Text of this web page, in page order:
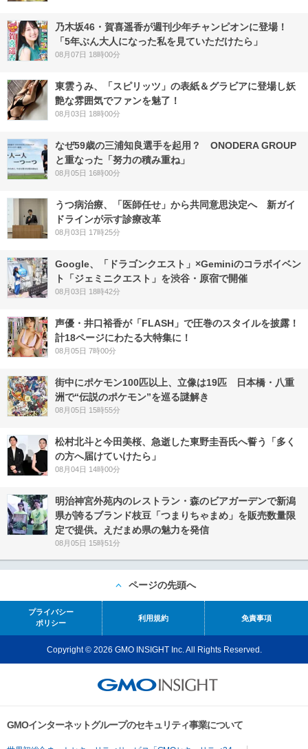
乃木坂46・賀喜遥香が週刊少年チャンピオンに登場！
「5年ぶん大人になった私を見ていただけたら」
08月07日 18時00分
東雲うみ、「スピリッツ」の表紙＆グラビアに登場し妖
艶な雰囲気でファンを魅了！
08月03日 18時00分
なぜ59歳の三浦知良選手を起用？ ONODERA GROUP
と重なった「努力の積み重ね」
08月05日 16時00分
うつ病治療、「医師任せ」から共同意思決定へ 新ガイ
ドラインが示す診療改革
08月03日 17時25分
Google、「ドラゴンクエスト」×Geminiのコラボイベン
ト「ジェミニクエスト」を渋谷・原宿で開催
08月03日 18時42分
声優・井口裕香が「FLASH」で圧巻のスタイルを披露！
計18ページにわたる大特集に！
08月05日 7時00分
街中にポケモン100匹以上、立像は19匹 日本橋・八重
洲で“伝説のポケモン”を巡る謎解き
08月05日 15時55分
松村北斗と今田美桜、急逝した東野圭吾氏へ誓う「多く
の方へ届けていけたら」
08月04日 14時00分
明治神宮外苑内のレストラン・森のビアガーデンで新潟
県が誇るブランド枝豆「つまりちゃまめ」を販売数量限
定で提供。えだまめ県の魅力を発信
08月05日 15時51分
ページの先頭へ
プライバシー
ポリシー
利用規約 免責事項
Copyright © 2026 GMO INSIGHT Inc. All Rights Reserved.
GMOインターネットグループのセキュリティ事業について